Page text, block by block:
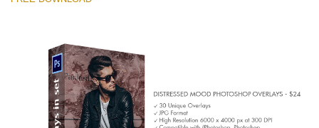
Large 6000*4000px
Entire Collection
(1783 Overlays)